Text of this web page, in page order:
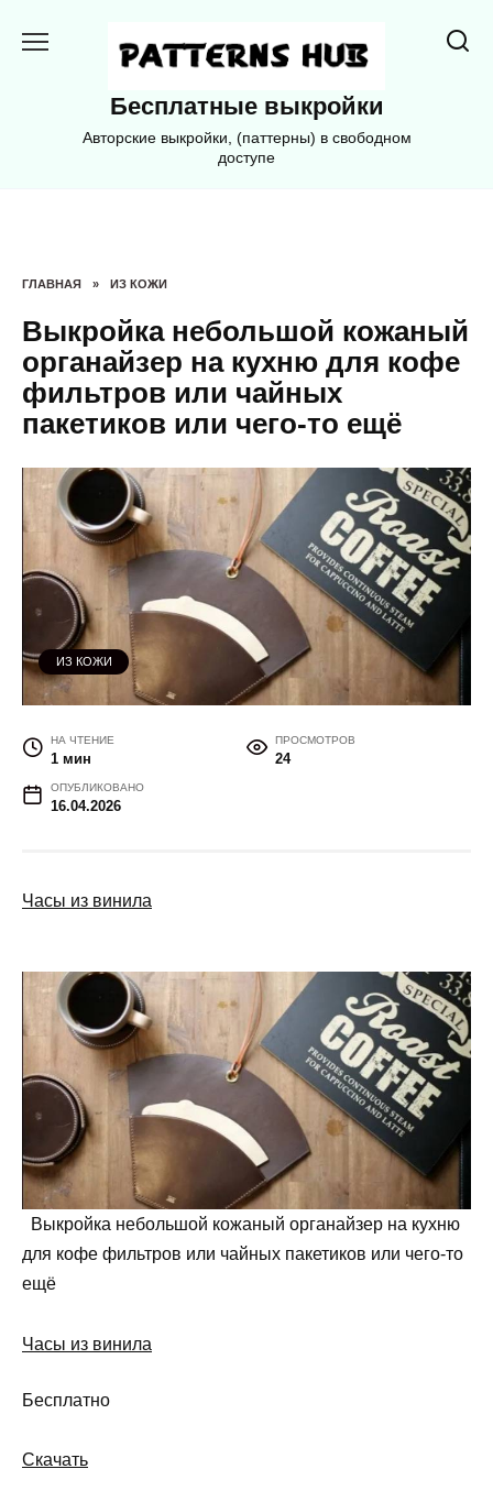
Бесплатные выкройки
Авторские выкройки, (паттерны) в свободном
доступе
ГЛАВНАЯ » ИЗ КОЖИ
Выкройка небольшой кожаный
органайзер на кухню для кофе
фильтров или чайных
пакетиков или чего-то ещё
ИЗ КОЖИ
НА ЧТЕНИЕ
1 мин
ПРОСМОТРОВ
24
ОПУБЛИКОВАНО
16.04.2026
Часы из винила
Выкройка небольшой кожаный органайзер на кухню
для кофе фильтров или чайных пакетиков или чего-то
ещё
Часы из винила
Бесплатно
Скачать